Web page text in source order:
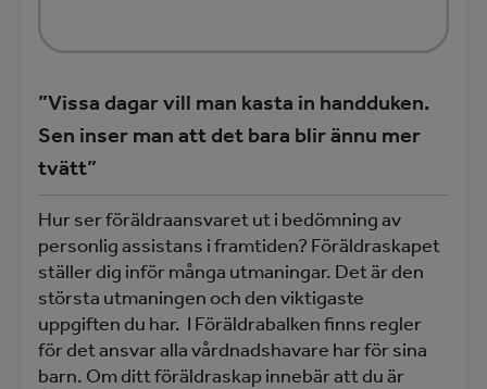
”Vissa dagar vill man kasta in handduken.
Sen inser man att det bara blir ännu mer
tvätt”
Hur ser föräldraansvaret ut i bedömning av
personlig assistans i framtiden? Föräldraskapet
ställer dig inför många utmaningar. Det är den
största utmaningen och den viktigaste
uppgiften du har. I Föräldrabalken finns regler
för det ansvar alla vårdnadshavare har för sina
barn. Om ditt föräldraskap innebär att du är